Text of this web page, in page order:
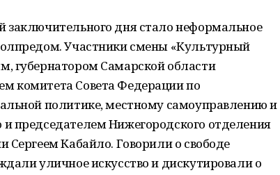
дня стало неформальное
Участники смены «Культурный
губернатором Самарской области
комитета Совета Федерации по
политике, местному самоуправлению и
председателем Нижегородского отделения
Сергеем Кабайло. Говорили о свободе
уличное искусство и дискутировали о